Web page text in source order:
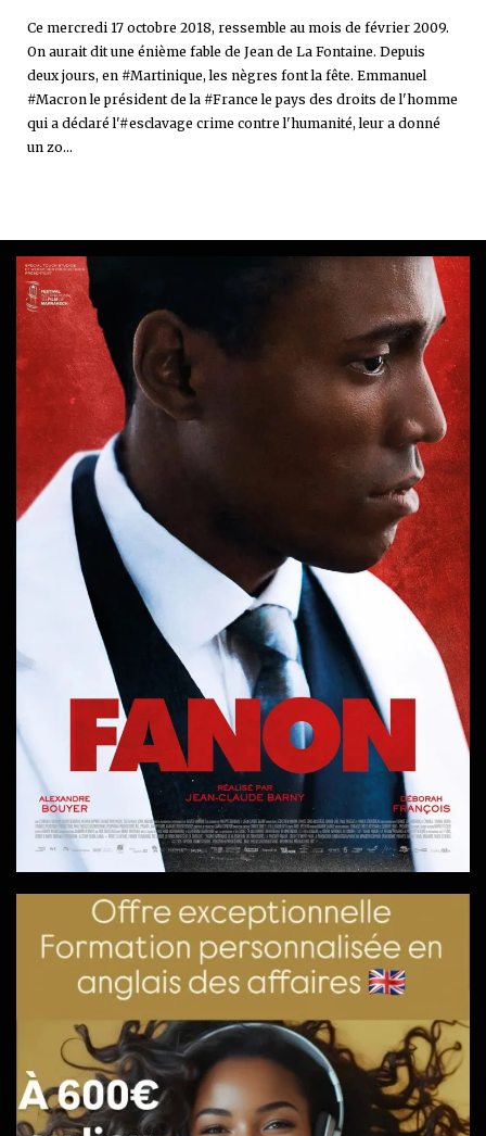
Ce mercredi 17 octobre 2018, ressemble au mois de février 2009.
On aurait dit une énième fable de Jean de La Fontaine. Depuis
deux jours, en #Martinique, les nègres font la fête. Emmanuel
#Macron le président de la #France le pays des droits de l'homme
qui a déclaré l'#esclavage crime contre l'humanité, leur a donné
un zo...